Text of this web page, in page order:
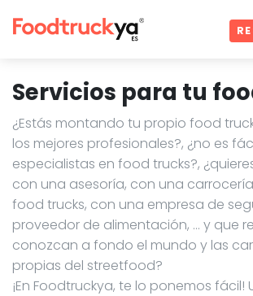
Servicios para tu
¿Estás montando tu propio food
los mejores profesionales?, ¿no es
especialistas en food trucks?,
con una asesoría, con una
food trucks, con una empresa de
proveedor de alimentación, … y que
conozcan a fondo el mundo y las
propias del streetfood?
¡En Foodtruckya, te lo ponemos fácil!